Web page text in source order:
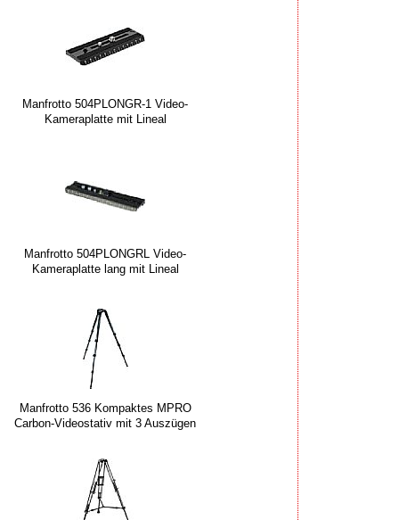
Manfrotto 504PLONGR-1 Video-
Kameraplatte mit Lineal
Manfrotto 504PLONGRL Video-
Kameraplatte lang mit Lineal
Manfrotto 536 Kompaktes MPRO
Carbon-Videostativ mit 3 Auszügen